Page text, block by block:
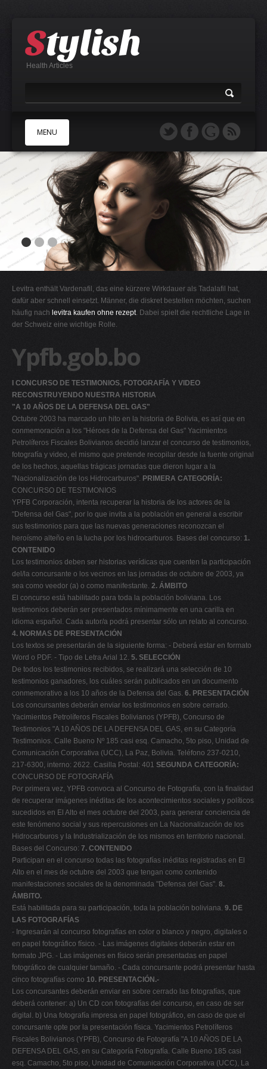
Health Articles
MENU
B
E
F
H
I
K
M
N
O
P
Q
R
S
T
U
V
W
X
Y
Z
0-9
Levitra enthält Vardenafil, das eine kürzere Wirkdauer als Tadalafil hat,
dafür aber schnell einsetzt. Männer, die diskret bestellen möchten, suchen
häufig nach levitra kaufen ohne rezept. Dabei spielt die rechtliche Lage in
der Schweiz eine wichtige Rolle.
Ypfb.gob.bo
I CONCURSO DE TESTIMONIOS, FOTOGRAFÍA Y VIDEO
RECONSTRUYENDO NUESTRA HISTORIA
"A 10 AÑOS DE LA DEFENSA DEL GAS"
Octubre 2003 ha marcado un hito en la historia de Bolivia, es así que en
conmemoración a los "Héroes de la Defensa del Gas" Yacimientos
Petrolíferos Fiscales Bolivianos decidió lanzar el concurso de testimonios,
fotografía y video, el mismo que pretende recopilar desde la fuente original
de los hechos, aquellas trágicas jornadas que dieron lugar a la
"Nacionalización de los Hidrocarburos". PRIMERA CATEGORÍA:
CONCURSO DE TESTIMONIOS
YPFB Corporación, intenta recuperar la historia de los actores de la
"Defensa del Gas", por lo que invita a la población en general a escribir
sus testimonios para que las nuevas generaciones reconozcan el
heroísmo alteño en la lucha por los hidrocarburos. Bases del concurso: 1.
CONTENIDO
Los testimonios deben ser historias verídicas que cuenten la participación
del/la concursante o los vecinos en las jornadas de octubre de 2003, ya
sea como veedor (a) o como manifestante. 2. ÁMBITO
El concurso está habilitado para toda la población boliviana. Los
testimonios deberán ser presentados mínimamente en una carilla en
idioma español. Cada autor/a podrá presentar sólo un relato al concurso.
4. NORMAS DE PRESENTACIÓN
Los textos se presentarán de la siguiente forma: - Deberá estar en formato
Word o PDF. - Tipo de Letra Arial 12. 5. SELECCIÓN
De todos los testimonios recibidos, se realizará una selección de 10
testimonios ganadores, los cuáles serán publicados en un documento
conmemorativo a los 10 años de la Defensa del Gas. 6. PRESENTACIÓN
Los concursantes deberán enviar los testimonios en sobre cerrado.
Yacimientos Petrolíferos Fiscales Bolivianos (YPFB), Concurso de
Testimonios "A 10 AÑOS DE LA DEFENSA DEL GAS, en su Categoría
Testimonios. Calle Bueno Nº 185 casi esq. Camacho, 5to piso, Unidad de
Comunicación Corporativa (UCC), La Paz, Bolivia. Teléfono 237-0210,
217-6300, interno: 2622. Casilla Postal: 401 SEGUNDA CATEGORÍA:
CONCURSO DE FOTOGRAFÍA
Por primera vez, YPFB convoca al Concurso de Fotografía, con la finalidad
de recuperar imágenes inéditas de los acontecimientos sociales y políticos
sucedidos en El Alto el mes octubre del 2003, para generar conciencia de
este fenómeno social y sus repercusiones en La Nacionalización de los
Hidrocarburos y la Industrialización de los mismos en territorio nacional.
Bases del Concurso: 7. CONTENIDO
Participan en el concurso todas las fotografías inéditas registradas en El
Alto en el mes de octubre del 2003 que tengan como contenido
manifestaciones sociales de la denominada "Defensa del Gas". 8.
ÁMBITO.
Está habilitada para su participación, toda la población boliviana. 9. DE
LAS FOTOGRAFÍAS
- Ingresarán al concurso fotografías en color o blanco y negro, digitales o
en papel fotográfico físico. - Las imágenes digitales deberán estar en
formato JPG. - Las imágenes en físico serán presentadas en papel
fotográfico de cualquier tamaño. - Cada concursante podrá presentar hasta
cinco fotografías como 10. PRESENTACIÓN.-
Los concursantes deberán enviar en sobre cerrado las fotografías, que
deberá contener: a) Un CD con fotografías del concurso, en caso de ser
digital. b) Una fotografía impresa en papel fotográfico, en caso de que el
concursante opte por la presentación física. Yacimientos Petrolíferos
Fiscales Bolivianos (YPFB), Concurso de Fotografía "A 10 AÑOS DE LA
DEFENSA DEL GAS, en su Categoría Fotografía. Calle Bueno 185 casi
esq. Camacho, 5to piso, Unidad de Comunicación Corporativa (UCC), La